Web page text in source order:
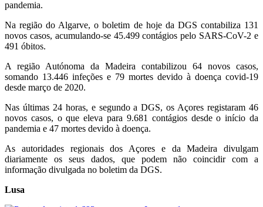
pandemia.
Na região do Algarve, o boletim de hoje da DGS contabiliza 131
novos casos, acumulando-se 45.499 contágios pelo SARS-CoV-2 e
491 óbitos.
A região Autónoma da Madeira contabilizou 64 novos casos,
somando 13.446 infeções e 79 mortes devido à doença covid-19
desde março de 2020.
Nas últimas 24 horas, e segundo a DGS, os Açores registaram 46
novos casos, o que eleva para 9.681 contágios desde o início da
pandemia e 47 mortes devido à doença.
As autoridades regionais dos Açores e da Madeira divulgam
diariamente os seus dados, que podem não coincidir com a
informação divulgada no boletim da DGS.
Lusa